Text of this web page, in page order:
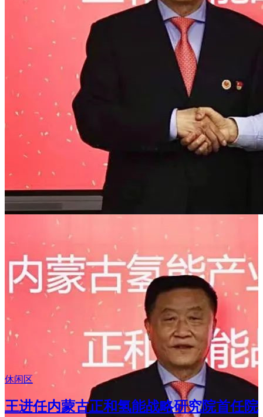
休闲区
王进任内蒙古正和氢能战略研究院首任院